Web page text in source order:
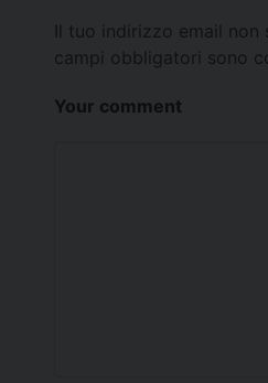
Il tuo indirizzo email non
campi obbligatori sono
Your comment